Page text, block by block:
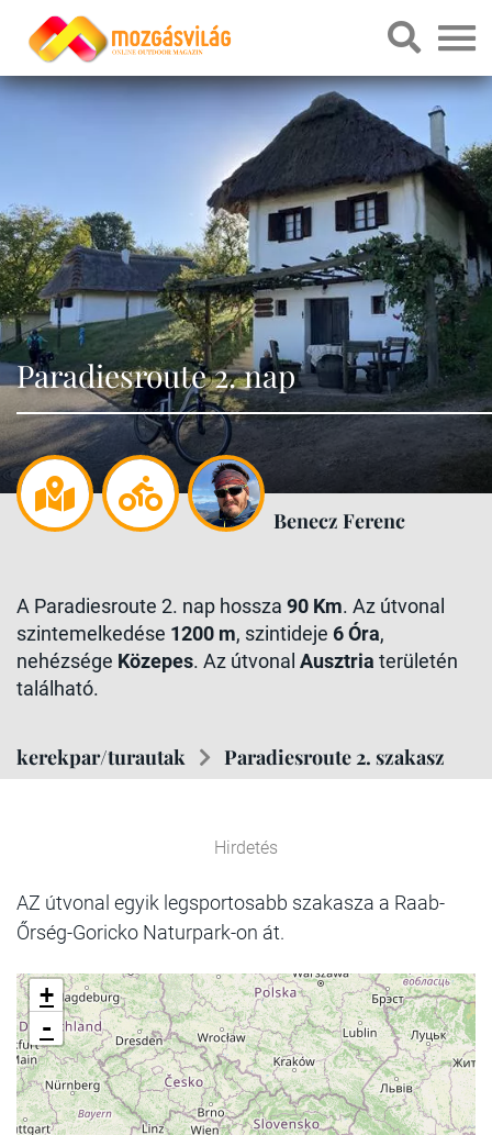
Paradiesroute 2. nap
Benecz Ferenc
A Paradiesroute 2. nap hossza 90 Km. Az útvonal
szintemelkedése 1200 m, szintideje 6 Óra,
nehézsége Közepes. Az útvonal Ausztria területén
található.
kerekpar/turautak Paradiesroute 2. szakasz
Hirdetés
AZ útvonal egyik legsportosabb szakasza a Raab-
Őrség-Goricko Naturpark-on át.
+
-